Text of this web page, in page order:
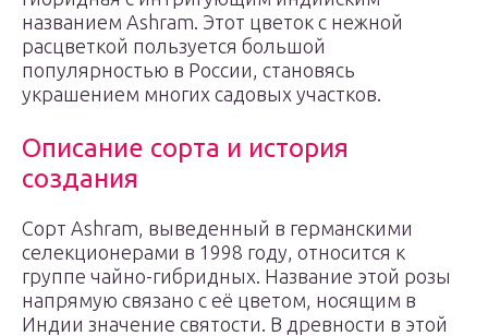
названием Ashram. Этот цветок с нежной
расцветкой пользуется большой
популярностью в России, становясь
украшением многих садовых участков.
Описание сорта и история
создания
Сорт Ashram, выведенный в германскими
селекционерами в 1998 году, относится к
группе чайно-гибридных. Название этой розы
напрямую связано с её цветом, носящим в
Индии значение святости. В древности в этой